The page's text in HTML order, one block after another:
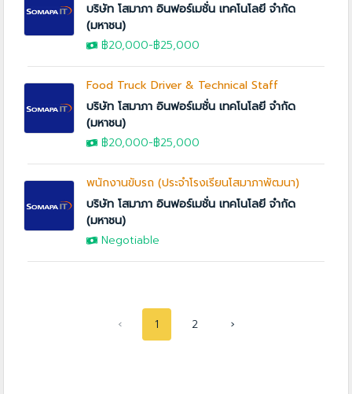
บริษัท โสมาภา อินฟอร์เมชั่น เทคโนโลยี จำกัด
(มหาชน)
฿20,000-฿25,000
Food Truck Driver & Technical Staff
บริษัท โสมาภา อินฟอร์เมชั่น เทคโนโลยี จำกัด
(มหาชน)
฿20,000-฿25,000
พนักงานขับรถ (ประจำโรงเรียนโสมาภาพัฒนา)
บริษัท โสมาภา อินฟอร์เมชั่น เทคโนโลยี จำกัด
(มหาชน)
Negotiable
‹ 1 2 ›